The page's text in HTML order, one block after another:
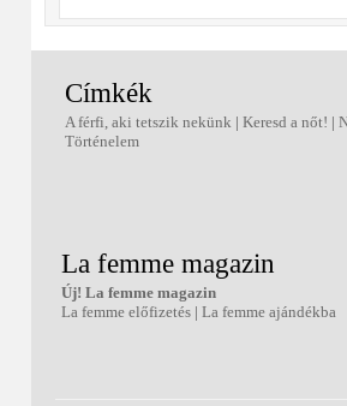
Címkék
A férfi, aki tetszik nekünk | Keresd a nőt! |
Történelem
La femme magazin
Új! La femme magazin
La femme előfizetés | La femme ajándékba